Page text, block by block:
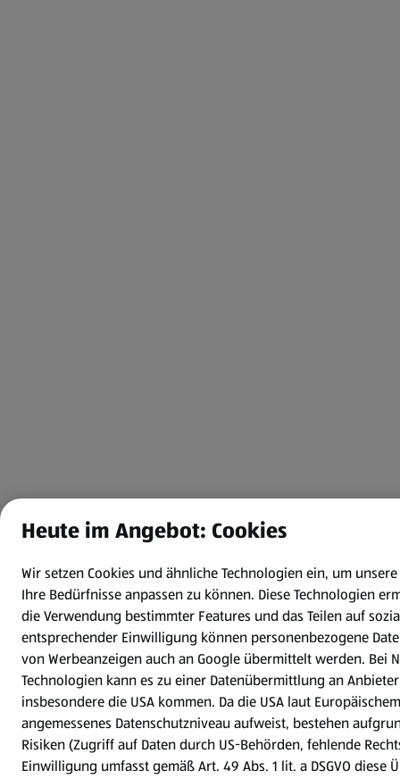
Heute im Angebot: Cookies
Wir setzen Cookies und ähnliche Technologien ein, um
Ihre Bedürfnisse anpassen zu können. Diese Technologien
die Verwendung bestimmter Features und das Teilen auf
entsprechender Einwilligung können personenbezogene
von Werbeanzeigen auch an Google übermittelt werden. Bei
Technologien kann es zu einer Datenübermittlung an
insbesondere die USA kommen. Da die USA laut
angemessenes Datenschutzniveau aufweist, bestehen
Risiken (Zugriff auf Daten durch US-Behörden, fehlende
Einwilligung umfasst gemäß Art. 49 Abs. 1 lit. a DSGVO diese